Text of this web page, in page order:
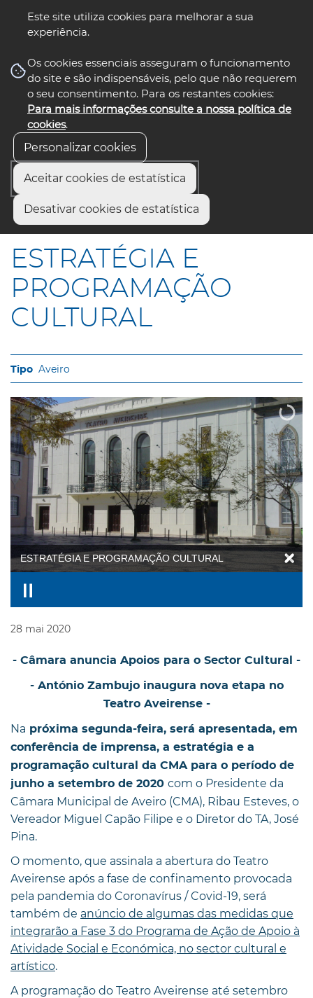
Este site utiliza cookies para melhorar a sua
experiência.
Os cookies essenciais asseguram o funcionamento
do site e são indispensáveis, pelo que não requerem
o seu consentimento. Para os restantes cookies:
Para mais informações consulte a nossa política de
cookies.
Personalizar cookies
Aceitar cookies de estatística
Desativar cookies de estatística
nos select language
Início
ESTRATÉGIA E PROGRAMAÇÃO CULTURAL
ESTRATÉGIA E
PROGRAMAÇÃO
CULTURAL
Aveiro
ESTRATÉGIA E PROGRAMAÇÃO CULTURAL
28 mai 2020
- Câmara anuncia Apoios para o Sector Cultural -
- António Zambujo inaugura nova etapa no
Teatro Aveirense -
Na próxima segunda-feira, será apresentada, em
conferência de imprensa, a estratégia e a
programação cultural da CMA para o período de
junho a setembro de 2020 com o Presidente da
Câmara Municipal de Aveiro (CMA), Ribau Esteves, o
Vereador Miguel Capão Filipe e o Diretor do TA, José
Pina.
O momento, que assinala a abertura do Teatro
Aveirense após a fase de confinamento provocada
pela pandemia do Coronavírus / Covid-19, será
também de anúncio de algumas das medidas que
integrarão a Fase 3 do Programa de Ação de Apoio à
Atividade Social e Económica, no sector cultural e
artístico.
A programação do Teatro Aveirense até setembro